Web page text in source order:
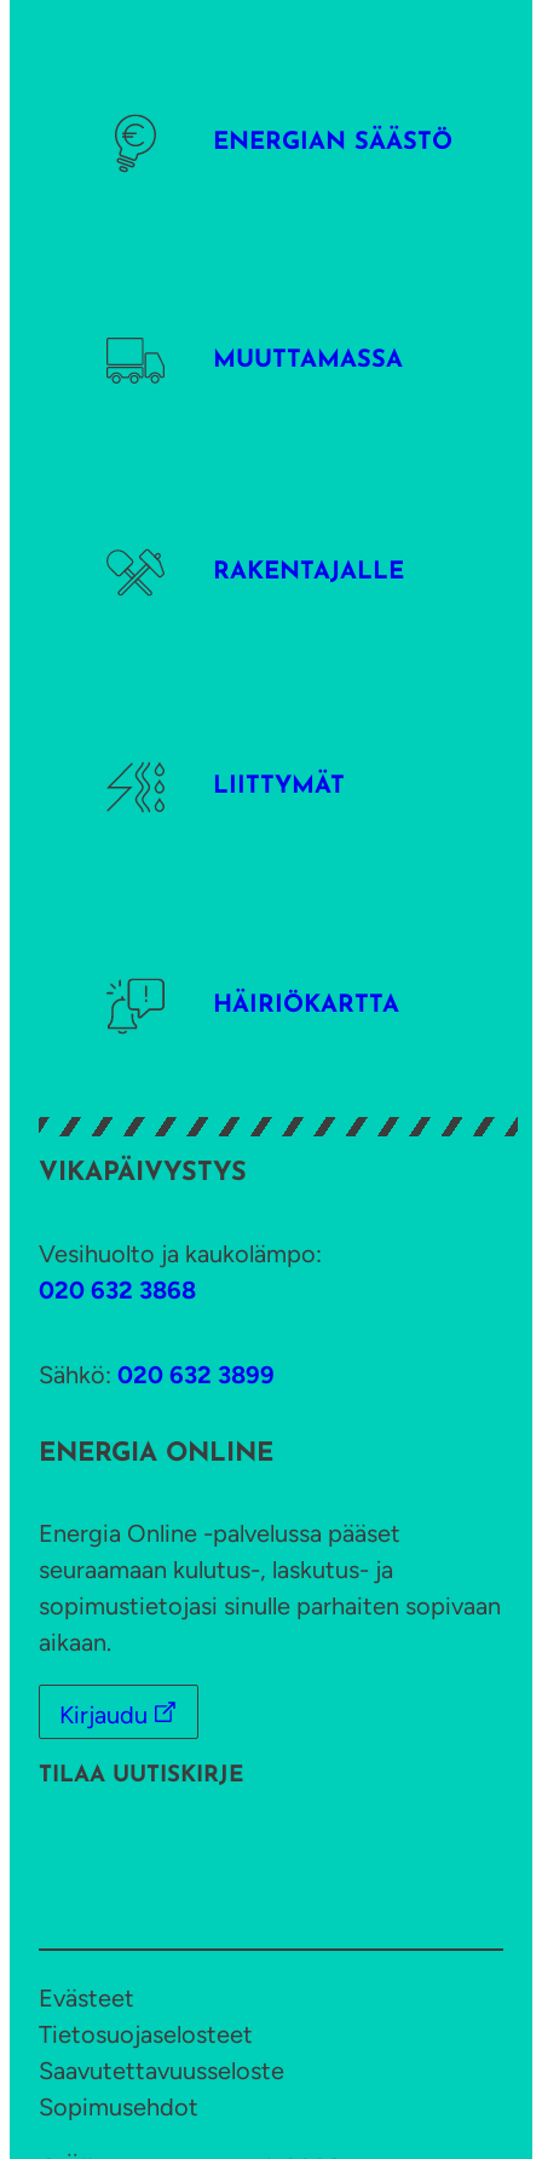
ENERGIAN SÄÄSTÖ
MUUTTAMASSA
RAKENTAJALLE
LIITTYMÄT
HÄIRIÖKARTTA
VIKAPÄIVYSTYS
Vesihuolto ja kaukolämpo:
020 632 3868
Sähkö: 020 632 3899
ENERGIA ONLINE
Energia Online -palvelussa pääset
seuraamaan kulutus-, laskutus- ja
sopimustietojasi sinulle parhaiten sopivaan
aikaan.
Kirjaudu
TILAA UUTISKIRJE
Evästeet
Tietosuojaselosteet
Saavutettavuusseloste
Sopimusehdot